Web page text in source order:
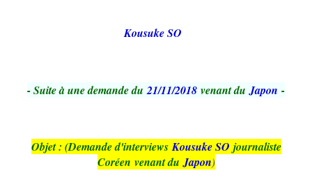
Kousuke SO
- Suite à une demande du 21/11/2018 venant duJapon -
Objet : (Demande d'interviewsKousuke SO journaliste
Coréen venant duJapon)